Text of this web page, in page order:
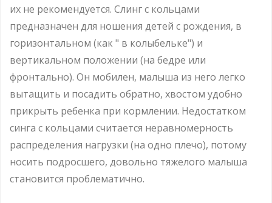
их не рекомендуется. Слинг с кольцами
предназначен для ношения детей с рождения, в
горизонтальном (как " в колыбельке") и
вертикальном положении (на бедре или
фронтально). Он мобилен, малыша из него легко
вытащить и посадить обратно, хвостом удобно
прикрыть ребенка при кормлении. Недостатком
синга с кольцами считается неравномерность
распределения нагрузки (на одно плечо), потому
носить подросшего, довольно тяжелого малыша
становится проблематично.